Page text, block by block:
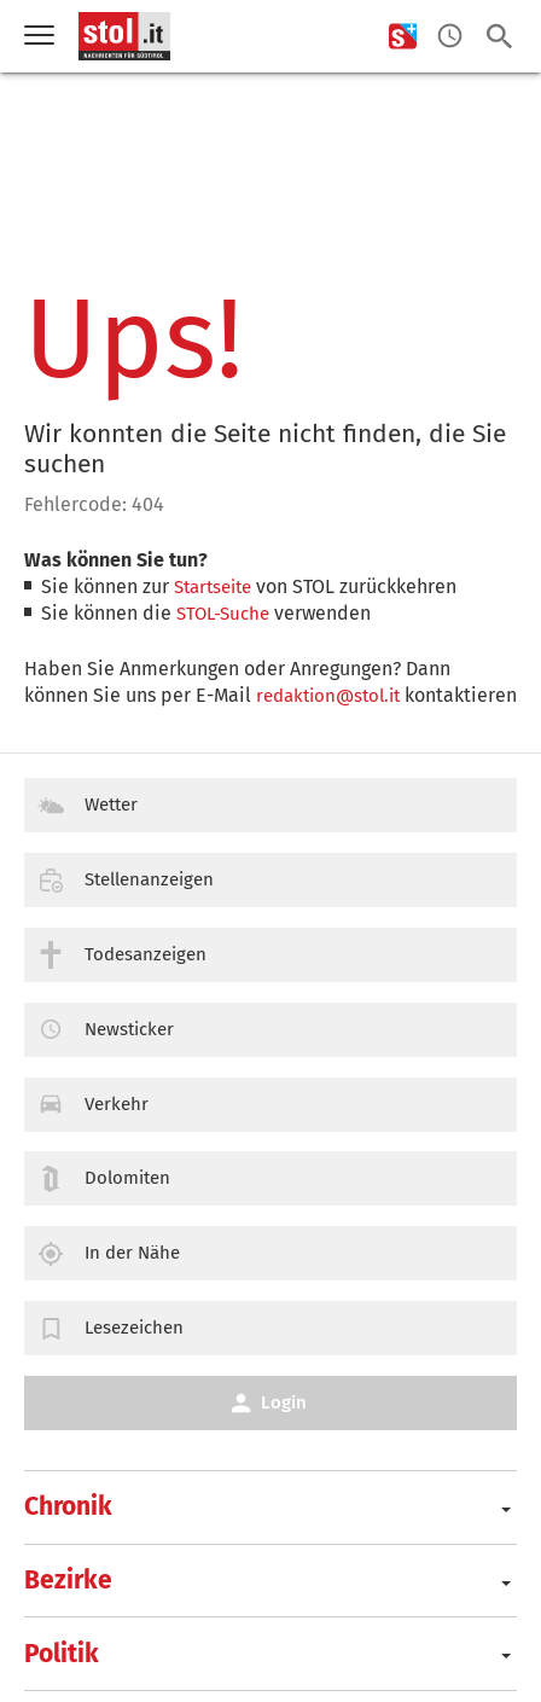
Ups!
Wir konnten die Seite nicht finden, die Sie
suchen
Fehlercode: 404
Was können Sie tun?
Sie können zurStartseite von STOL zurückkehren
Sie können dieSTOL-Suche verwenden
Haben Sie Anmerkungen oder Anregungen? Dann
können Sie uns per E-Mail redaktion@stol.itkontaktieren
Chronik
Bezirke
Politik
Wetter
Stellenanzeigen
Todesanzeigen
Newsticker
Verkehr
Dolomiten
In der Nähe
Lesezeichen
Login